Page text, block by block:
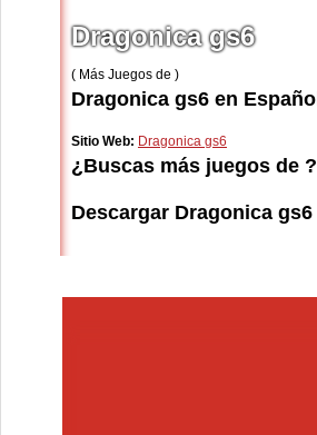
Dragonica gs6
( Más Juegos de )
Dragonica gs6 en Español
Sitio Web: Dragonica gs6
¿Buscas más juegos de ?
Descargar Dragonica gs6